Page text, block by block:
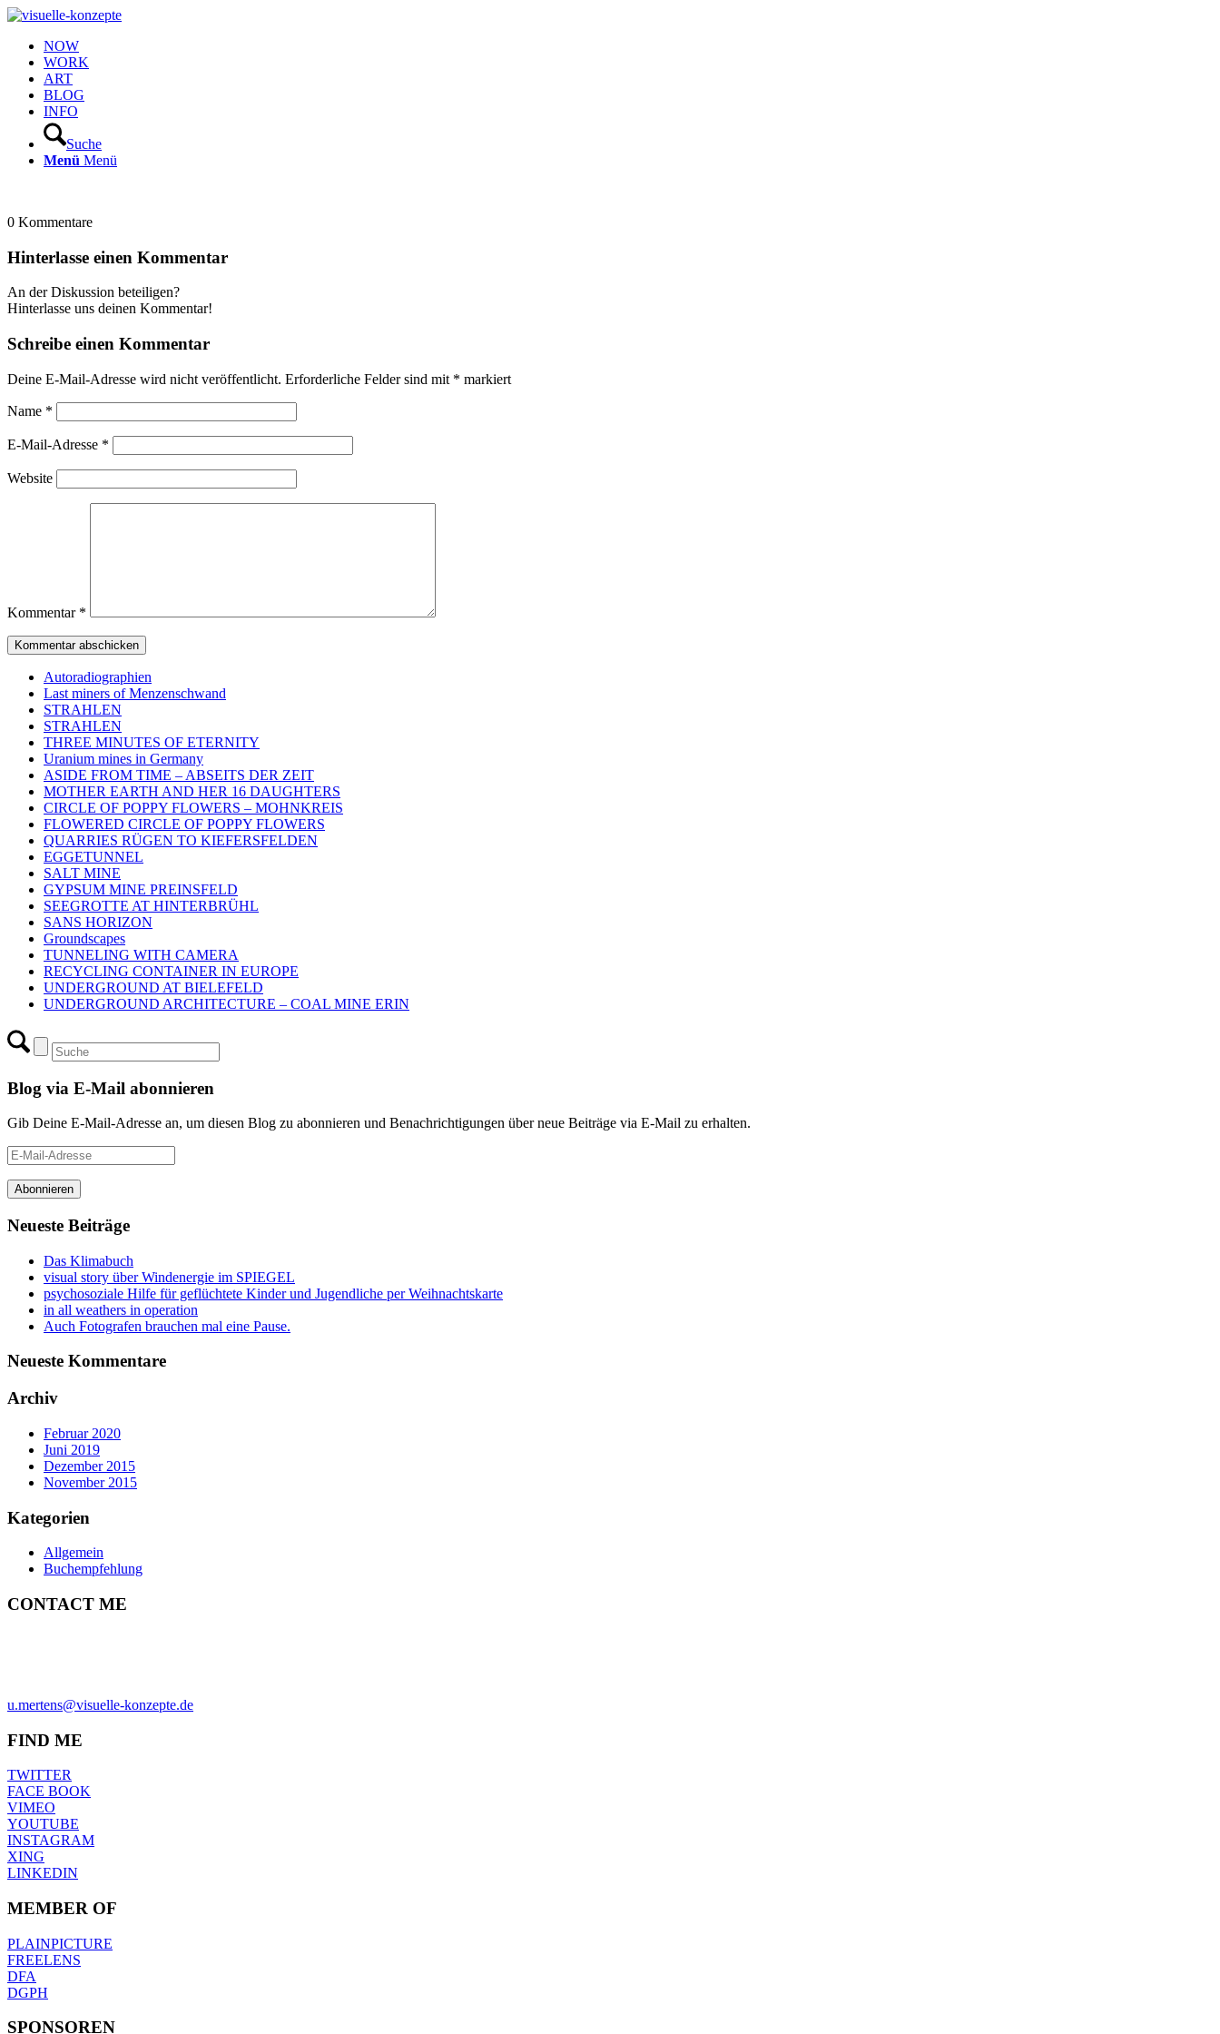
NOW
WORK
ART
BLOG
INFO
Suche
Menü Menü
0 Kommentare
Hinterlasse einen Kommentar
An der Diskussion beteiligen?
Hinterlasse uns deinen Kommentar!
Schreibe einen Kommentar
Deine E-Mail-Adresse wird nicht veröffentlicht. Erforderliche Felder sind mit * markiert
Name *
E-Mail-Adresse *
Website
Kommentar *
Autoradiographien
Last miners of Menzenschwand
STRAHLEN
STRAHLEN
THREE MINUTES OF ETERNITY
Uranium mines in Germany
ASIDE FROM TIME – ABSEITS DER ZEIT
MOTHER EARTH AND HER 16 DAUGHTERS
CIRCLE OF POPPY FLOWERS – MOHNKREIS
FLOWERED CIRCLE OF POPPY FLOWERS
QUARRIES RÜGEN TO KIEFERSFELDEN
EGGETUNNEL
SALT MINE
GYPSUM MINE PREINSFELD
SEEGROTTE AT HINTERBRÜHL
SANS HORIZON
Groundscapes
TUNNELING WITH CAMERA
RECYCLING CONTAINER IN EUROPE
UNDERGROUND AT BIELEFELD
UNDERGROUND ARCHITECTURE – COAL MINE ERIN
Blog via E-Mail abonnieren
Gib Deine E-Mail-Adresse an, um diesen Blog zu abonnieren und Benachrichtigungen über neue Beiträge via E-Mail zu erhalten.
E-
Mail-
Adresse
Abonnieren
Neueste Beiträge
Das Klimabuch
visual story über Windenergie im SPIEGEL
psychosoziale Hilfe für geflüchtete Kinder und Jugendliche per Weihnachtskarte
in all weathers in operation
Auch Fotografen brauchen mal eine Pause.
Neueste Kommentare
Archiv
Februar 2020
Juni 2019
Dezember 2015
November 2015
Kategorien
Allgemein
Buchempfehlung
CONTACT ME
u.mertens@visuelle-konzepte.de
FIND ME
TWITTER
FACE BOOK
VIMEO
YOUTUBE
INSTAGRAM
XING
LINKEDIN
MEMBER OF
PLAINPICTURE
FREELENS
DFA
DGPH
SPONSOREN